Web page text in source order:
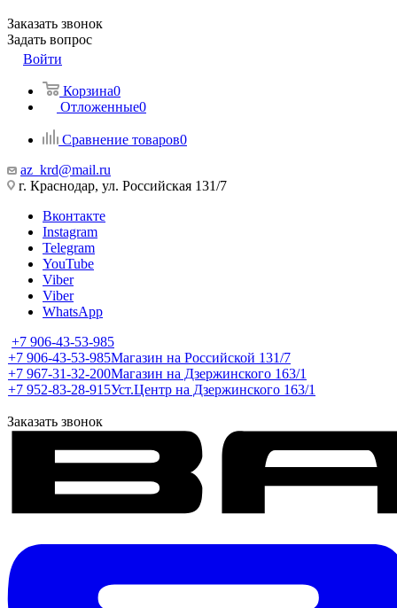
Заказать звонок
Задать вопрос
Войти
Корзина0
Отложенные0
Сравнение товаров0
az_krd@mail.ru
г. Краснодар, ул. Российская 131/7
Вконтакте
Instagram
Telegram
YouTube
Viber
Viber
WhatsApp
+7 906-43-53-985
+7 906-43-53-985Магазин на Российской 131/7
+7 967-31-32-200Магазин на Дзержинского 163/1
+7 952-83-28-915Уст.Центр на Дзержинского 163/1
Заказать звонок